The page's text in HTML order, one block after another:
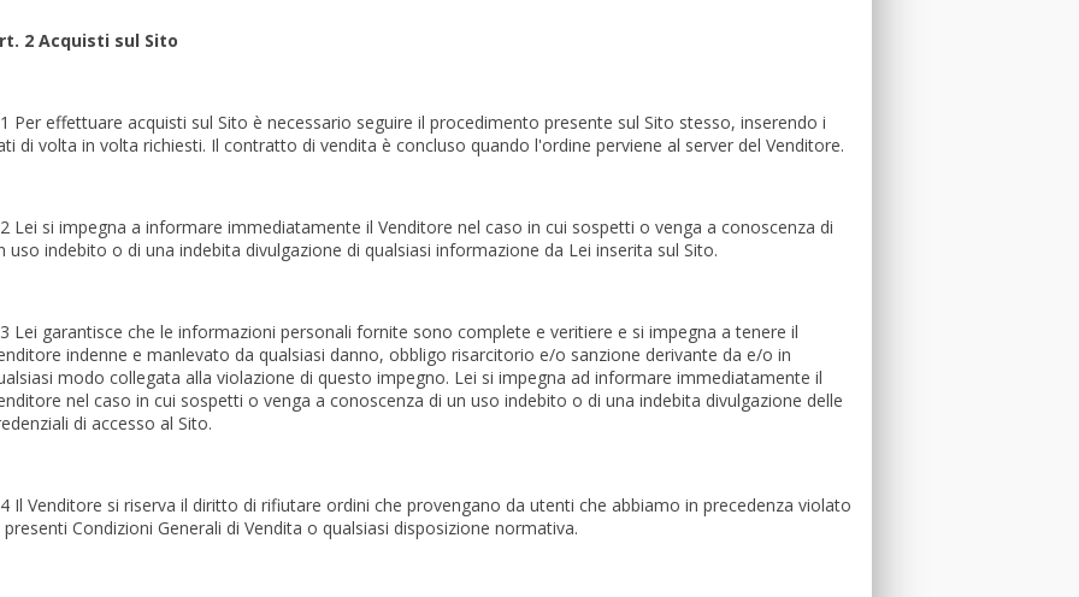
2 Acquisti sul Sito
Per effettuare acquisti sul Sito è necessario seguire il procedimento presente sul Sito stesso, inserendo i
di volta in volta richiesti. Il contratto di vendita è concluso quando l'ordine perviene al server del Venditore.
Lei si impegna a informare immediatamente il Venditore nel caso in cui sospetti o venga a conoscenza di
uso indebito o di una indebita divulgazione di qualsiasi informazione da Lei inserita sul Sito.
Lei garantisce che le informazioni personali fornite sono complete e veritiere e si impegna a tenere il
indenne e manlevato da qualsiasi danno, obbligo risarcitorio e/o sanzione derivante da e/o in
modo collegata alla violazione di questo impegno. Lei si impegna ad informare immediatamente il
nel caso in cui sospetti o venga a conoscenza di un uso indebito o di una indebita divulgazione delle
di accesso al Sito.
Il Venditore si riserva il diritto di rifiutare ordini che provengano da utenti che abbiamo in precedenza violato
presenti Condizioni Generali di Vendita o qualsiasi disposizione normativa.